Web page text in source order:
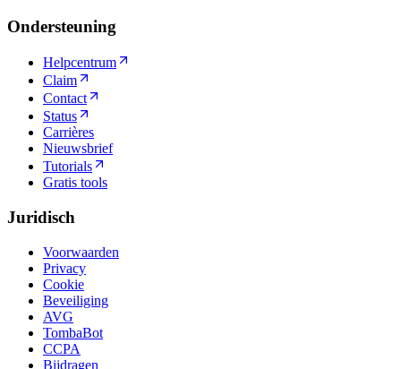
Ondersteuning
Helpcentrum
Claim
Contact
Status
Carrières
Nieuwsbrief
Tutorials
Gratis tools
Juridisch
Voorwaarden
Privacy
Cookie
Beveiliging
AVG
TombaBot
CCPA
Bijdragen